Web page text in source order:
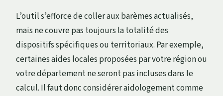
L’outil s’efforce de coller aux barèmes actualisés,
mais ne couvre pas toujours la totalité des
dispositifs spécifiques ou territoriaux. Par exemple,
certaines aides locales proposées par votre région ou
votre département ne seront pas incluses dans le
calcul. Il faut donc considérer aidologement comme